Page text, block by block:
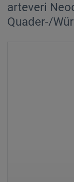
arteveri
Quader-/